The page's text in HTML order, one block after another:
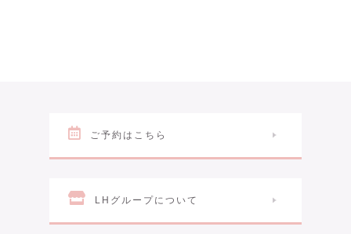
ご予約はこちら
LHグループについて